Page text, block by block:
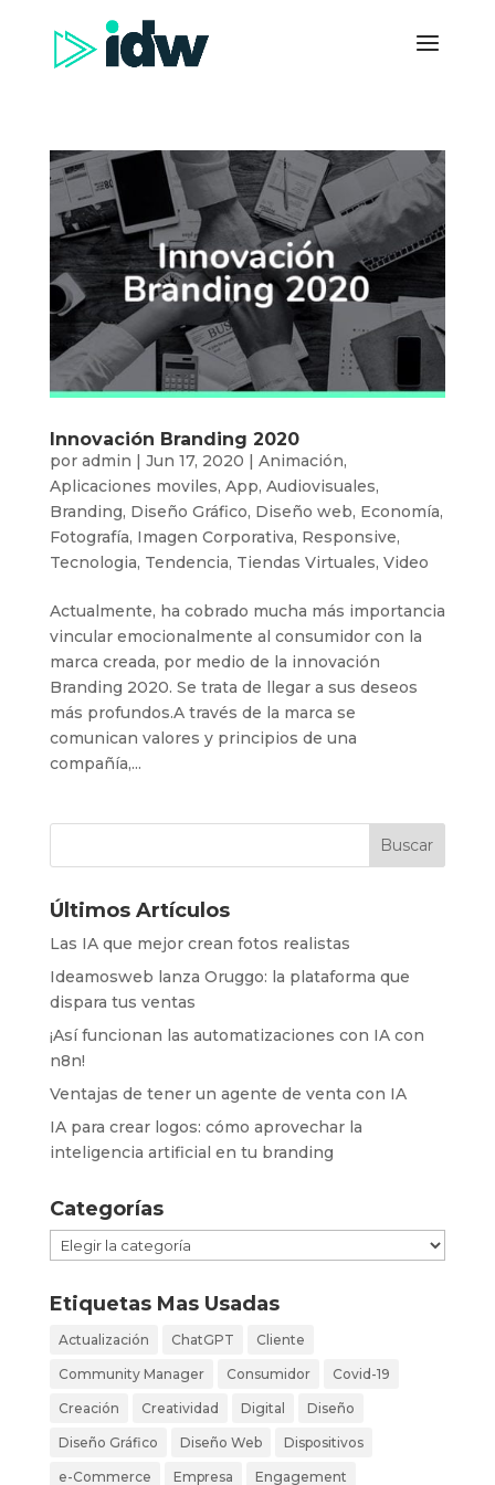
Innovación Branding 2020
por admin | Jun 17, 2020 | Animación,
Aplicaciones moviles, App, Audiovisuales,
Branding, Diseño Gráfico, Diseño web, Economía,
Fotografía, Imagen Corporativa, Responsive,
Tecnologia, Tendencia, Tiendas Virtuales, Video
Actualmente, ha cobrado mucha más importancia
vincular emocionalmente al consumidor con la
marca creada, por medio de la innovación
Branding 2020. Se trata de llegar a sus deseos
más profundos.A través de la marca se
comunican valores y principios de una
compañía,...
Últimos Artículos
Las IA que mejor crean fotos realistas
Ideamosweb lanza Oruggo: la plataforma que
dispara tus ventas
¡Así funcionan las automatizaciones con IA con
n8n!
Ventajas de tener un agente de venta con IA
IA para crear logos: cómo aprovechar la
inteligencia artificial en tu branding
Categorías
Categorías
Etiquetas Mas Usadas
Actualización ChatGPT Cliente
Community Manager Consumidor Covid-19
Creación Creatividad Digital Diseño
Diseño Gráfico Diseño Web Dispositivos
e-Commerce Empresa Engagement